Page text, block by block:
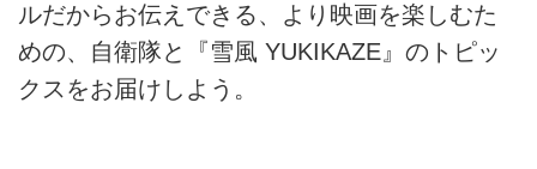
ルだからお伝えできる、より映画を楽しむた
めの、自衛隊と『雪風 YUKIKAZE』のトピッ
クスをお届けしよう。